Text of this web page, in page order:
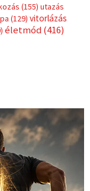
(155) utazás
(129) vitorlázás
életmód(416)